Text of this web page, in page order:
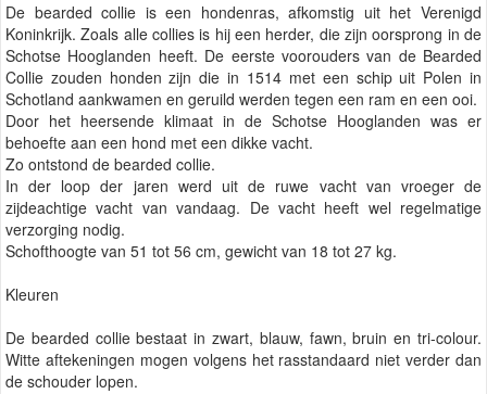
De bearded collie is een hondenras, afkomstig uit het Verenigd
Koninkrijk. Zoals alle collies is hij een herder, die zijn oorsprong in de
Schotse Hooglanden heeft. De eerste voorouders van de Bearded
Collie zouden honden zijn die in 1514 met een schip uit Polen in
Schotland aankwamen en geruild werden tegen een ram en een ooi.
Door het heersende klimaat in de Schotse Hooglanden was er
behoefte aan een hond met een dikke vacht.
Zo ontstond de bearded collie.
In der loop der jaren werd uit de ruwe vacht van vroeger de
zijdeachtige vacht van vandaag. De vacht heeft wel regelmatige
verzorging nodig.
Schofthoogte van 51 tot 56 cm, gewicht van 18 tot 27 kg.
Kleuren
De bearded collie bestaat in zwart, blauw, fawn, bruin en tri-colour.
Witte aftekeningen mogen volgens het rasstandaard niet verder dan
de schouder lopen.